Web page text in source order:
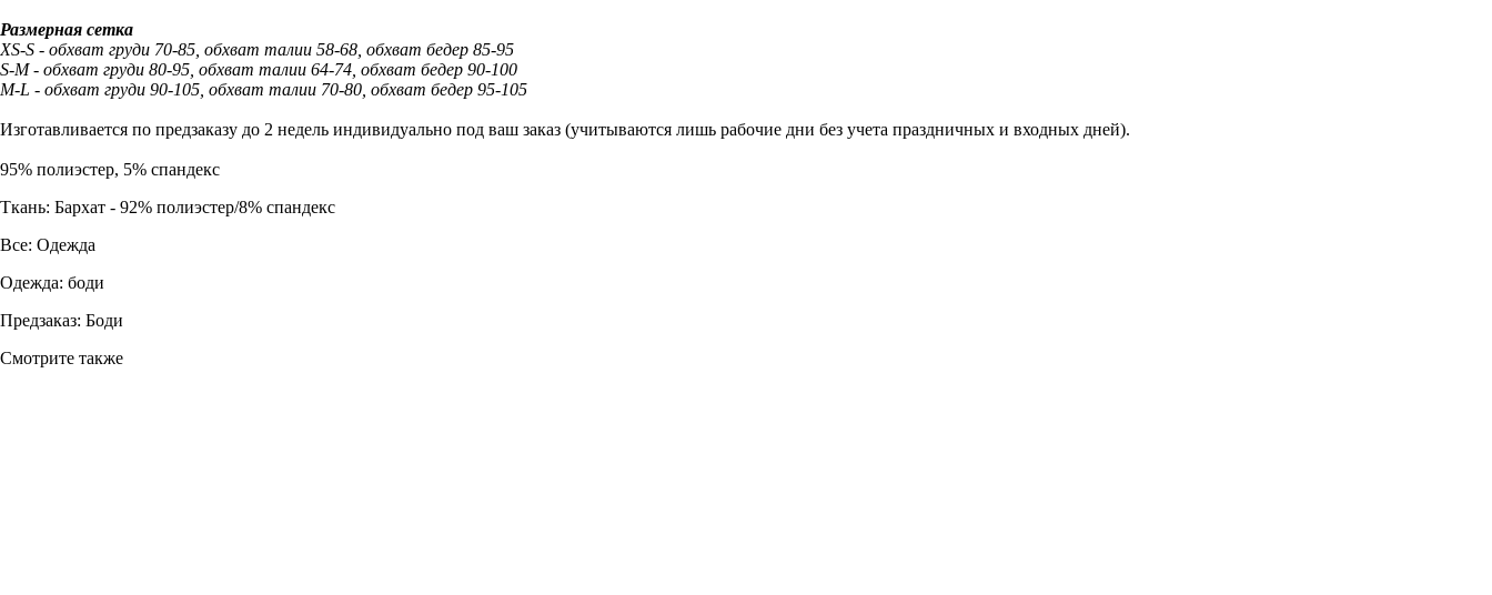
Размерная сетка
XS-S - обхват груди 70-85, обхват талии 58-68, обхват бедер 85-95
S-M - обхват груди 80-95, обхват талии 64-74, обхват бедер 90-100
M-L - обхват груди 90-105, обхват талии 70-80, обхват бедер 95-105
Изготавливается по предзаказу до 2 недель индивидуально под ваш заказ (учитываются лишь рабочие дни без учета праздничных и входных дней).
95% полиэстер, 5% спандекс
Ткань: Бархат - 92% полиэстер/8% спандекс
Все: Одежда
Одежда: боди
Предзаказ: Боди
Смотрите также